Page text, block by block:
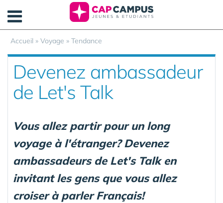
Accueil » Voyage » Tendance
Devenez ambassadeur
de Let's Talk
Vous allez partir pour un long
voyage à l'étranger? Devenez
ambassadeurs de Let's Talk en
invitant les gens que vous allez
croiser à parler Français!
Panneau de gestion des cookies